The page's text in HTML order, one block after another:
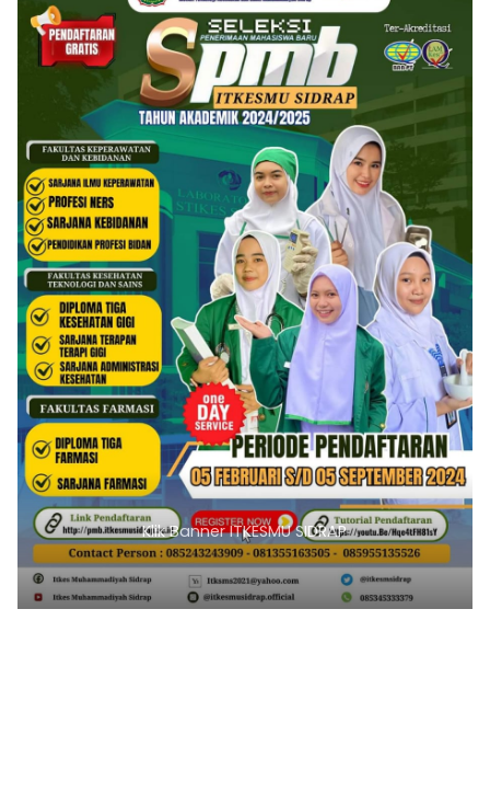
Klik Banner ITKESMU SIDRAP